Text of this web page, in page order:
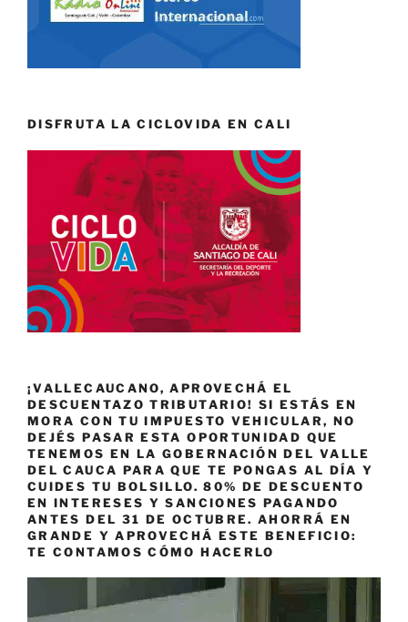
DISFRUTA LA CICLOVIDA EN CALI
¡VALLECAUCANO, APROVECHÁ EL
DESCUENTAZO TRIBUTARIO! SI ESTÁS EN
MORA CON TU IMPUESTO VEHICULAR, NO
DEJÉS PASAR ESTA OPORTUNIDAD QUE
TENEMOS EN LA GOBERNACIÓN DEL VALLE
DEL CAUCA PARA QUE TE PONGAS AL DÍA Y
CUIDES TU BOLSILLO. 80% DE DESCUENTO
EN INTERESES Y SANCIONES PAGANDO
ANTES DEL 31 DE OCTUBRE. AHORRÁ EN
GRANDE Y APROVECHÁ ESTE BENEFICIO:
TE CONTAMOS CÓMO HACERLO